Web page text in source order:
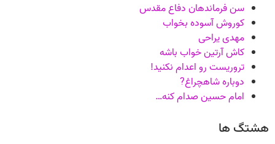
سن فرماندهان دفاع مقدس
کوروش آسوده بخواب
مهدی یراحی
کاش آرتین خواب باشه
تروریست رو اعدام نکنید!
دوباره شاهچراغ?
امام حسین صدام کنه…
هشتگ ها